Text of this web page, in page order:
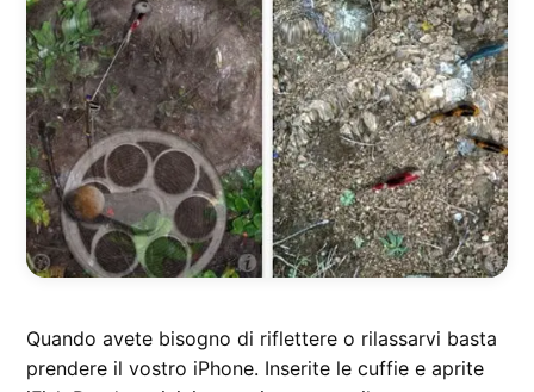
Quando avete bisogno di riflettere o rilassarvi basta
prendere il vostro iPhone. Inserite le cuffie e aprite